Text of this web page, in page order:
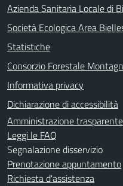
Azienda Sanitaria Locale di
Società Ecologica Area
Statistiche
Consorzio Forestale
Informativa privacy
Dichiarazione di accessibilità
Amministrazione trasparente
Leggi le FAQ
Segnalazione disservizio
Prenotazione appuntamento
Richiesta d'assistenza